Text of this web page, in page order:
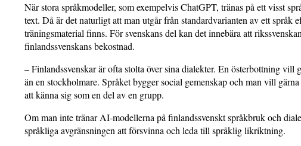
När stora språkmodeller, som exempelvis ChatGPT, tränas på ett visst
text. Då är det naturligt att man utgår från standardvarianten av ett språk
träningsmaterial finns. För svenskans del kan det innebära att
finlandssvenskans bekostnad.
– Finlandssvenskar är ofta stolta över sina dialekter. En österbottning vill
än en stockholmare. Språket bygger social gemenskap och man vill
att känna sig som en del av en grupp.
Om man inte tränar AI-modellerna på finlandssvenskt språkbruk och
språkliga avgränsningen att försvinna och leda till språklig likriktning.